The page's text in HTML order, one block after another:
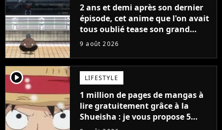
2 ans et demi après son dernier
épisode, cet anime que l'on avait
tous oublié tease son grand
retour
9 août 2026
player2 LIFESTYLE
1 million de pages de mangas à
lire gratuitement grâce à la
Shueisha : je vous propose 5
mangas jamais sortis en France